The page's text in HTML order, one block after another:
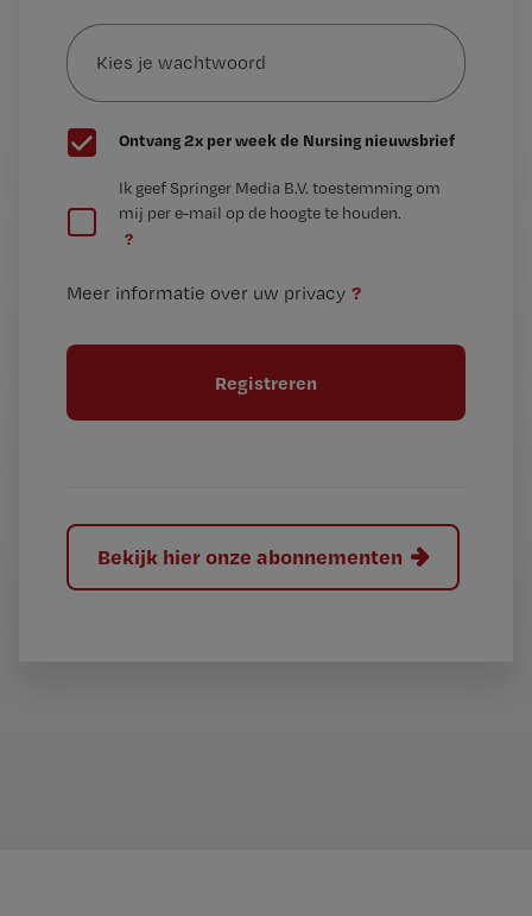
mailadres?
Kies
je
wachtwoord
G
e
t
Ontvang 2x per week de Nursing nieuwsbrief
e
t
l
Ik geef Springer Media B.V. toestemming om
mij per e-mail op de hoogte te houden.
?
Meer informatie over uw privacy ?
Bekijk hier onze abonnementen